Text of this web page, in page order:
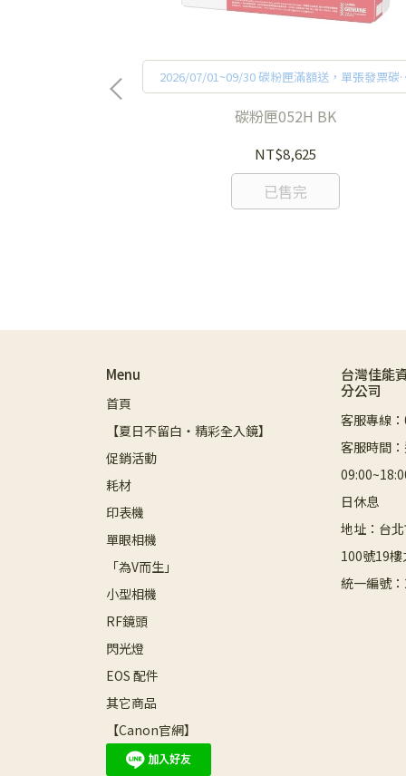
2026/07/01~09/30 碳粉匣滿額送，單張發票碳
購買金額滿$3,000，送7-11禮券$300(不適用印
機加購碳粉活動，每人最高兌換贈品禮券累積
額上限$3,000)，詳細活動辦法和贈品兌換方式
見官網促銷訊息。
碳粉匣052H BK
NT$8,625
已售完
Menu
首頁
【夏日不留白・精彩全入鏡】
促銷活動
耗材
印表機
單眼相機
「為V而生」
小型相機
RF鏡頭
閃光燈
EOS 配件
其它商品
【Canon官網】
台灣佳能
分公司
客服專線
客服時間
日休息
地址：台
100號19樓
統一編號